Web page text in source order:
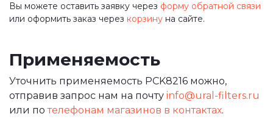
Вы можете оставить заявку через форму обратной связи
или оформить заказ через корзину на сайте.
Применяемость
Уточнить применяемость PCK8216 можно,
отправив запрос нам на почту info@ural-filters.ru
или потелефонам магазинов в контактах.